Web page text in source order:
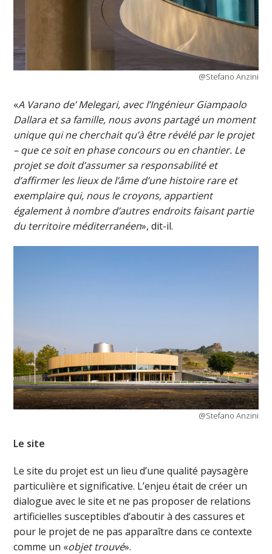
@Stefano Anzini
«A Varano de’ Melegari, avec l’Ingénieur Giampaolo
Dallara et sa famille, nous avons partagé un moment
unique qui ne cherchait qu’à être révélé par le projet
– que ce soit en phase concours ou en chantier. Le
projet se doit d’assumer sa responsabilité et
d’affirmer les lieux de l’âme d’une histoire rare et
exemplaire qui, nous le croyons, appartient
également à nombre d’autres endroits faisant partie
du territoire méditerranéen», dit-il.
@Stefano Anzini
Le site
Le site du projet est un lieu d’une qualité paysagère
particulière et significative. L’enjeu était de créer un
dialogue avec le site et ne pas proposer de relations
artificielles susceptibles d’aboutir à des cassures et
pour le projet de ne pas apparaître dans ce contexte
comme un «objet trouvé».